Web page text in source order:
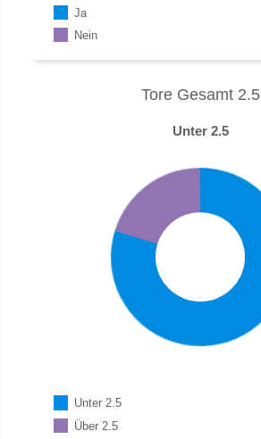
Ja
Nein
Tore Gesamt 2.5
Unter 2.5
Unter 2.5
Über 2.5